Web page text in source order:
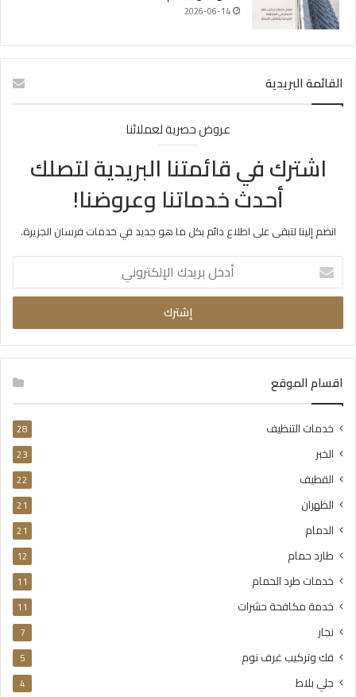
2026-06-14
القائمة البريدية
عروض حصرية لعملائنا
اشترك في قائمتنا البريدية لتصلك
أحدث خدماتنا وعروضنا!
انضم إلينا لتبقى على اطلاع دائم بكل ما هو جديد في خدمات فرسان الجزيرة.
أدخل
بريدك
الإلكتروني
اقسام الموقع
خدمات التنظيف 28
الخبر 23
القطيف 22
الظهران 21
الدمام 21
طارد حمام 12
خدمات طرد الحمام 11
خدمة مكافحة حشرات 11
نجار 7
فك وتركيب غرف نوم 5
جلي بلاط 4